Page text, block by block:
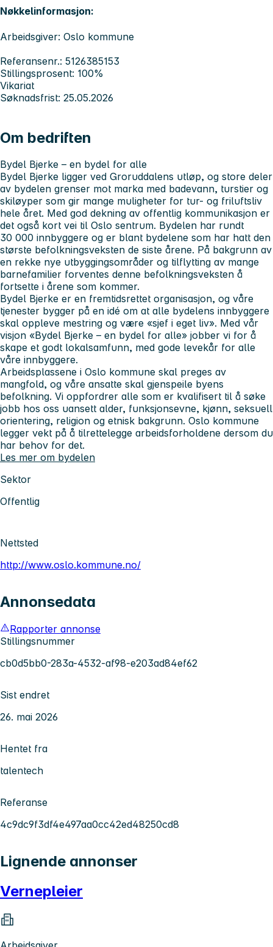
Nøkkelinformasjon:
Arbeidsgiver: Oslo kommune
Referansenr.: 5126385153
Stillingsprosent: 100%
Vikariat
Søknadsfrist: 25.05.2026
Om bedriften
Bydel Bjerke – en bydel for alle
Bydel Bjerke ligger ved Groruddalens utløp, og store deler
av bydelen grenser mot marka med badevann, turstier og
skiløyper som gir mange muligheter for tur- og friluftsliv
hele året. Med god dekning av offentlig kommunikasjon er
det også kort vei til Oslo sentrum. Bydelen har rundt
30 000 innbyggere og er blant bydelene som har hatt den
største befolkningsveksten de siste årene. På bakgrunn av
en rekke nye utbyggingsområder og tilflytting av mange
barnefamilier forventes denne befolkningsveksten å
fortsette i årene som kommer.
Bydel Bjerke er en fremtidsrettet organisasjon, og våre
tjenester bygger på en idé om at alle bydelens innbyggere
skal oppleve mestring og være «sjef i eget liv». Med vår
visjon «Bydel Bjerke – en bydel for alle» jobber vi for å
skape et godt lokalsamfunn, med gode levekår for alle
våre innbyggere.
Arbeidsplassene i Oslo kommune skal preges av
mangfold, og våre ansatte skal gjenspeile byens
befolkning. Vi oppfordrer alle som er kvalifisert til å søke
jobb hos oss uansett alder, funksjonsevne, kjønn, seksuell
orientering, religion og etnisk bakgrunn. Oslo kommune
legger vekt på å tilrettelegge arbeidsforholdene dersom du
har behov for det.
Les mer om bydelen
Sektor
Offentlig
Nettsted
http://www.oslo.kommune.no/
Annonsedata
Rapporter annonse
Stillingsnummer
cb0d5bb0-283a-4532-af98-e203ad84ef62
Sist endret
26. mai 2026
Hentet fra
talentech
Referanse
4c9dc9f3df4e497aa0cc42ed48250cd8
Lignende annonser
Vernepleier